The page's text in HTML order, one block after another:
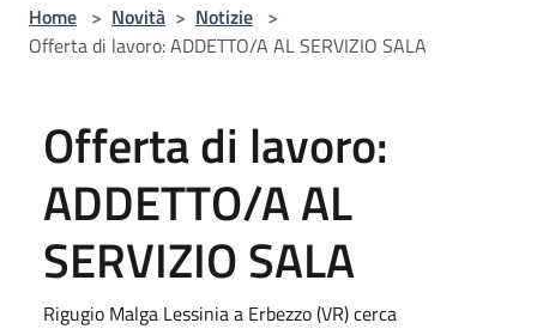
Home > Novità > Notizie >
Offerta di lavoro: ADDETTO/A AL SERVIZIO SALA
Offerta di lavoro:
ADDETTO/A AL
SERVIZIO SALA
Rigugio Malga Lessinia a Erbezzo (VR) cerca